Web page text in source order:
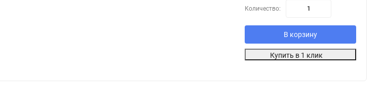
Количество:
В корзину
Купить в 1 клик